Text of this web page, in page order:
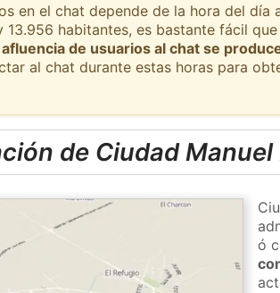
en el chat depende de la hora del
13.956 habitantes, es bastante fácil
de usuarios al chat se
al chat durante estas horas para
de Ciudad Manuel
ó